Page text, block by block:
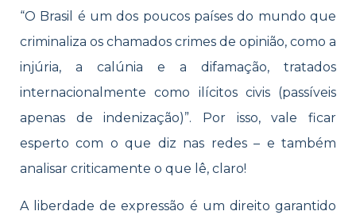
“O Brasil é um dos poucos países do mundo que
criminaliza os chamados crimes de opinião, como a
injúria, a calúnia e a difamação, tratados
internacionalmente como ilícitos civis (passíveis
apenas de indenização)”. Por isso, vale ficar
esperto com o que diz nas redes – e também
analisar criticamente o que lê, claro!
A liberdade de expressão é um direito garantido